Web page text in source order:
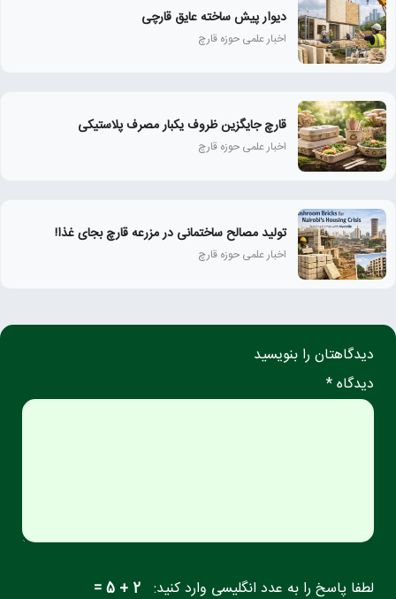
دیوار پیش ساخته عایق قارچی
اخبار علمی حوزه قارچ
قارچ جایگزین ظروف یکبار مصرف پلاستیکی
اخبار علمی حوزه قارچ
تولید مصالح ساختمانی در مزرعه قارچ بجای غذا!
اخبار علمی حوزه قارچ
دیدگاهتان را بنویسید
دیدگاه *
لطفا پاسخ را به عدد انگلیسی وارد کنید: 2 + 5 =